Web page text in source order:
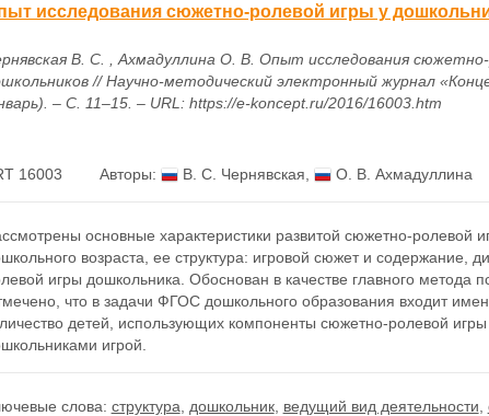
исследования сюжетно-ролевой игры у
В. С. , Ахмадуллина О. В. Опыт исследования
// Научно-методический электронный журнал
– С. 11–15. – URL: https://e-koncept.ru/2016/16003.htm
16003 Авторы: В. С. Чернявская О. В. Ахмадуллина
основные характеристики развитой сюжетно-ролевой
возраста, ее структура: игровой сюжет и содержание,
игры дошкольника. Обоснован в качестве главного метода
что в задачи ФГОС дошкольного образования входит
детей, использующих компоненты сюжетно-ролевой
игрой.
слова: структура дошкольник, ведущий вид деятельности